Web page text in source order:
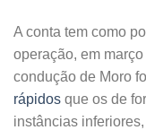
A conta tem como
operação, em
condução de Moro
rápidos que os de
instâncias